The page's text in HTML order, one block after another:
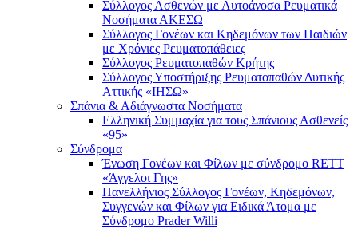
Σύλλογος Ασθενών με Αυτοάνοσα Ρευματικά
Νοσήματα ΑΚΕΣΩ
Σύλλογος Γονέων και Κηδεμόνων των Παιδιών
με Χρόνιες Ρευματοπάθειες
Σύλλογος Ρευματοπαθών Κρήτης
Σύλλογος Υποστήριξης Ρευματοπαθών Δυτικής
Αττικής «ΙΗΣΩ»
Σπάνια & Αδιάγνωστα Νοσήματα
Ελληνική Συμμαχία για τους Σπάνιους Ασθενείς
«95»
Σύνδρομα
Ένωση Γονέων και Φίλων με σύνδρομο RETT
«Άγγελοι Γης»
Πανελλήνιος Σύλλογος Γονέων, Κηδεμόνων,
Συγγενών και Φίλων για Ειδικά Άτομα με
Σύνδρομο Prader Willi